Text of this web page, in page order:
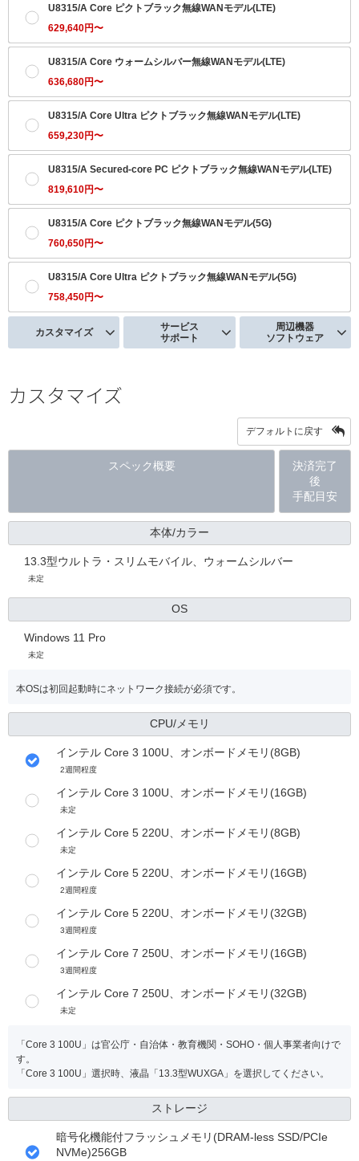
U8315/A Core ピクトブラック無線WANモデル(LTE)
629,640円〜
U8315/A Core ウォームシルバー無線WANモデル(LTE)
636,680円〜
U8315/A Core Ultra ピクトブラック無線WANモデル(LTE)
659,230円〜
U8315/A Secured-core PC ピクトブラック無線WANモデル(LTE)
819,610円〜
U8315/A Core ピクトブラック無線WANモデル(5G)
760,650円〜
U8315/A Core Ultra ピクトブラック無線WANモデル(5G)
758,450円〜
カスタマイズ
サービス
サポート
周辺機器
ソフトウェア
カスタマイズ
デフォルトに戻す
スペック概要
決済完了
後
手配目安
本体/カラー
13.3型ウルトラ・スリムモバイル、ウォームシルバー
未定
OS
Windows 11 Pro
未定
本OSは初回起動時にネットワーク接続が必須です。
CPU/メモリ
インテル Core 3 100U、オンボードメモリ(8GB)
2週間程度
インテル Core 3 100U、オンボードメモリ(16GB)
未定
インテル Core 5 220U、オンボードメモリ(8GB)
未定
インテル Core 5 220U、オンボードメモリ(16GB)
2週間程度
インテル Core 5 220U、オンボードメモリ(32GB)
3週間程度
インテル Core 7 250U、オンボードメモリ(16GB)
3週間程度
インテル Core 7 250U、オンボードメモリ(32GB)
未定
「Core 3 100U」は官公庁・自治体・教育機関・SOHO・個人事業者向けで
す。
「Core 3 100U」選択時、液晶「13.3型WUXGA」を選択してください。
ストレージ
暗号化機能付フラッシュメモリ(DRAM-less SSD/PCIe
NVMe)256GB